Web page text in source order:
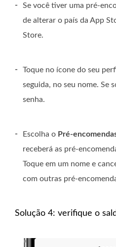
-
Se você tiver uma pré-
de alterar o país da App
Store.
-
Toque no ícone do seu
seguida, no seu nome. Se
senha.
- Escolha o Pré-
receberá as pré-
Toque em um nome e
com outras pré-
Solução 4: verifique o